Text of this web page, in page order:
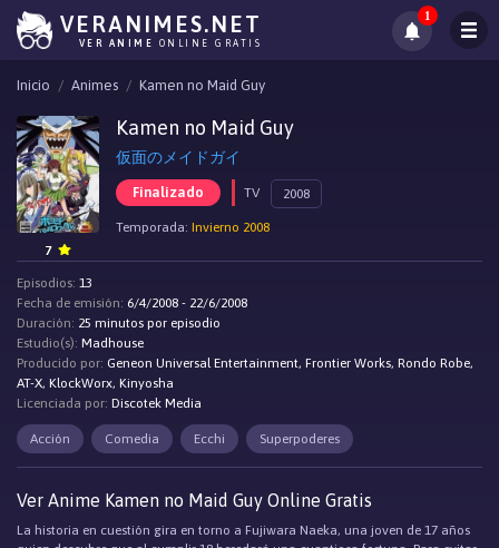
VERANIMES.NET
VER ANIME ONLINE GRATIS
1
Inicio Animes Kamen no Maid Guy
Kamen no Maid Guy
仮面のメイドガイ
Finalizado TV 2008
Temporada: Invierno 2008
7
Episodios: 13
Fecha de emisión: 6/4/2008 - 22/6/2008
Duración: 25 minutos por episodio
Estudio(s): Madhouse
Producido por: Geneon Universal Entertainment, Frontier Works, Rondo Robe,
AT-X, KlockWorx, Kinyosha
Licenciada por: Discotek Media
Acción Comedia Ecchi Superpoderes
Ver Anime Kamen no Maid Guy Online Gratis
La historia en cuestión gira en torno a Fujiwara Naeka, una joven de 17 años